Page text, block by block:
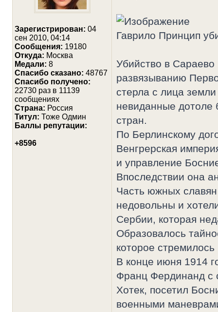
Зарегистрирован: 04
сен 2010, 04:14
Сообщения: 19180
Откуда: Москва
Медали: 8
Cпасибо сказано: 48767
Спасибо получено:
22730 раз в 11139
сообщениях
Страна: Россия
Титул: Тоже Одмин
Баллы репутации:
+8596
Гаврило Принцип
Убийство в Сараево
развязыванию
стерла с лица
невиданные
стран.
По Берлинскому
Венгрерская
и управление
Впоследствии она
Часть южных
недовольны и
Сербии, которая
Образовалось
которое
В конце июня 1914
Франц Фердинанд с
Хотек, посетил
военными